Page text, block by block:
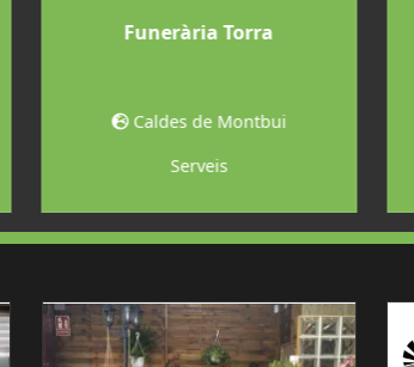
Funerària Torra
Caldes de Montbui
Serveis